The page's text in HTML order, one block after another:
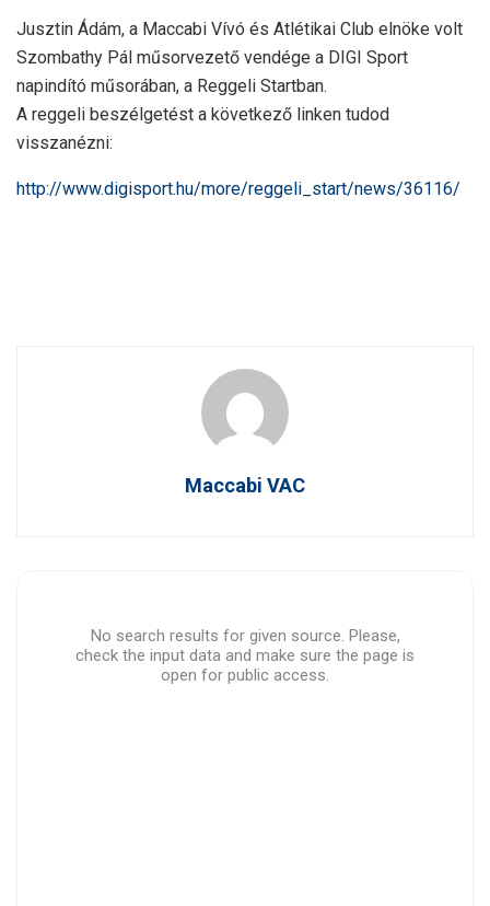
Jusztin Ádám, a Maccabi Vívó és Atlétikai Club elnöke volt
Szombathy Pál műsorvezető vendége a DIGI Sport
napindító műsorában, a Reggeli Startban.
A reggeli beszélgetést a következő linken tudod
visszanézni:
http://www.digisport.hu/more/reggeli_start/news/36116/
Maccabi VAC
No search results for given source. Please,
check the input data and make sure the page is
open for public access.